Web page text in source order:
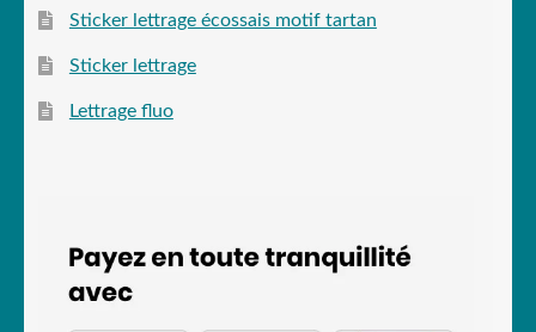
Sticker lettrage écossais motif tartan
Sticker lettrage
Lettrage fluo